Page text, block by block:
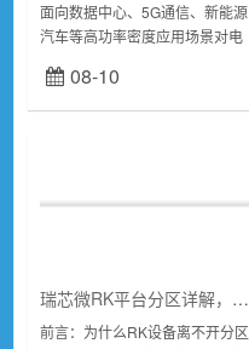
面向数据中心、5G通信、新能源
汽车等高功率密度应用场景对电
求，求远电子推出了一款1500W
图腾柱无桥PFC数字电源方案
08-10
瑞芯微RK平台分区详解，从parameter、GPT与全分区，触觉智能RK3576开发板实战教程
前言：为什么RK设备离不开分区